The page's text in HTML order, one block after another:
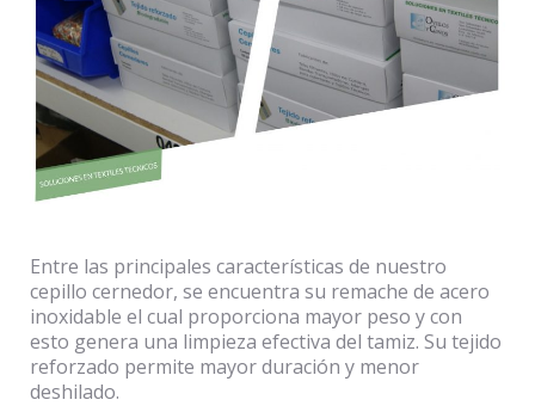
Entre las principales características de nuestro
cepillo cernedor, se encuentra su remache de acero
inoxidable el cual proporciona mayor peso y con
esto genera una limpieza efectiva del tamiz. Su tejido
reforzado permite mayor duración y menor
deshilado.